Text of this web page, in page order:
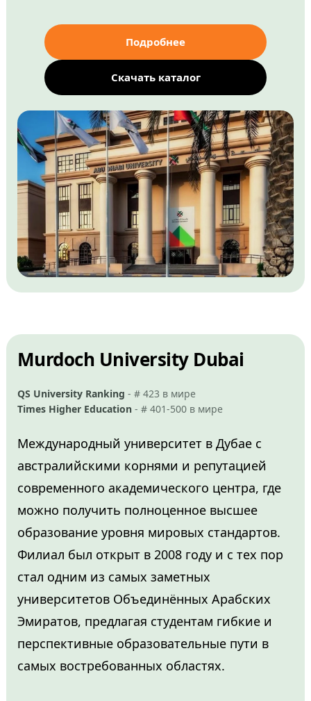
Подробнее
Скачать каталог
Murdoch University Dubai
QS University Ranking - # 423 в мире
Times Higher Education - # 401-500 в мире
Международный университет в Дубае с
австралийскими корнями и репутацией
современного академического центра, где
можно получить полноценное высшее
образование уровня мировых стандартов.
Филиал был открыт в 2008 году и с тех пор
стал одним из самых заметных
университетов Объединённых Арабских
Эмиратов, предлагая студентам гибкие и
перспективные образовательные пути в
самых востребованных областях.